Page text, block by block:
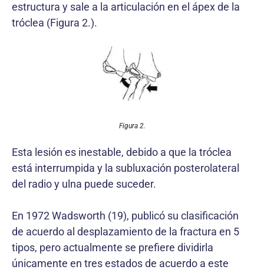
estructura y sale a la articulación en el ápex de la
tróclea (Figura 2.).
Figura 2.
Esta lesión es inestable, debido a que la tróclea
está interrumpida y la subluxación posterolateral
del radio y ulna puede suceder.
En 1972 Wadsworth (19), publicó su clasificación
de acuerdo al desplazamiento de la fractura en 5
tipos, pero actualmente se prefiere dividirla
únicamente en tres estados de acuerdo a este